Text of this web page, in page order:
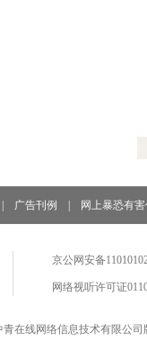
广告刊例 网上暴恐有
京公网安备
网络视听许可证
青在线网络信息技术有限公